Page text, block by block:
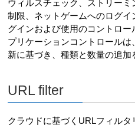
ウィルスチェック、ストリー
制限、ネットゲームへのログ
グインおよび使用のコントロ
プリケーションコントロール
新に基づき、種類と数量の追加
URL filter
クラウドに基づくURLフィル